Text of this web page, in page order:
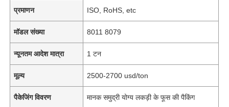
प्रमाणन ISO, RoHS, etc
मॉडल संख्या 8011 8079
न्यूनतम आदेश मात्रा 1 टन
मूल्य 2500-2700 usd/ton
पैकेजिंग विवरण मानक समुद्री योग्य लकड़ी के फूस की पैकिंग